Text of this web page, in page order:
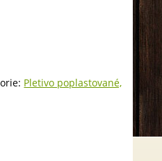
Pletivo poplastované,